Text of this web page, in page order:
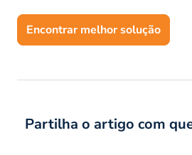
Encontrar melhor solução
Partilha o artigo com